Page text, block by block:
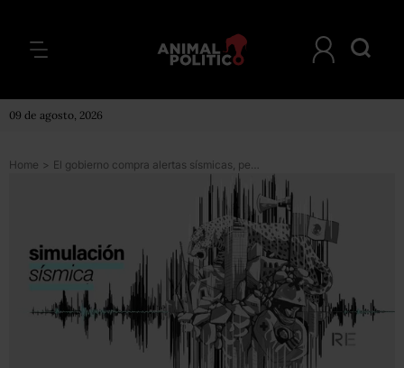
09 de agosto, 2026
Home > El gobierno compra alertas sísmicas, pero éstas desaparecen o se quedan en bodegas